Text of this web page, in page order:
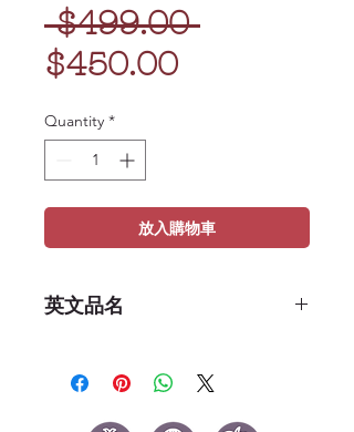
$499.00 Regular
$450.00Sale
Quantity *
放入購物車
英文品名
Forrest (Ping Pong Outfit)